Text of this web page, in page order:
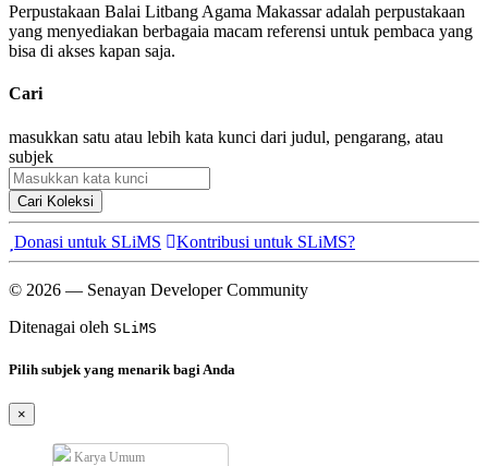
Perpustakaan Balai Litbang Agama Makassar adalah perpustakaan
yang menyediakan berbagaia macam referensi untuk pembaca yang
bisa di akses kapan saja.
Cari
masukkan satu atau lebih kata kunci dari judul, pengarang, atau
subjek
Cari Koleksi
Donasi untuk SLiMS Kontribusi untuk SLiMS?
© 2026 — Senayan Developer Community
Ditenagai oleh SLiMS
Pilih subjek yang menarik bagi Anda
×
Karya Umum